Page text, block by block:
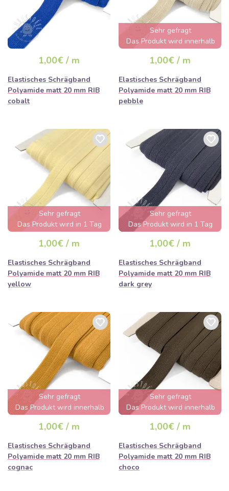
1,00€ / m
Elastisches Schrägband
Polyamide matt 20 mm RIB
cobalt
Sehr gefragt
Das Produkt wird innerhalb
von wenigen Stunden
ausverkauft sein
1,00€ / m
Elastisches Schrägband
Polyamide matt 20 mm RIB
pebble
Sehr gefragt
Das Produkt wird in 1 Tag
ausverkauft sein
1,00€ / m
Elastisches Schrägband
Polyamide matt 20 mm RIB
yellow
Sehr gefragt
Das Produkt wird in 1 Tag
ausverkauft sein
1,00€ / m
Elastisches Schrägband
Polyamide matt 20 mm RIB
dark grey
Sehr gefragt
Das Produkt wird innerhalb
von wenigen Stunden
ausverkauft sein
1,00€ / m
Elastisches Schrägband
Polyamide matt 20 mm RIB
cognac
Sehr gefragt
Das Produkt wird innerhalb
von wenigen Stunden
ausverkauft sein
1,00€ / m
Elastisches Schrägband
Polyamide matt 20 mm RIB
choco